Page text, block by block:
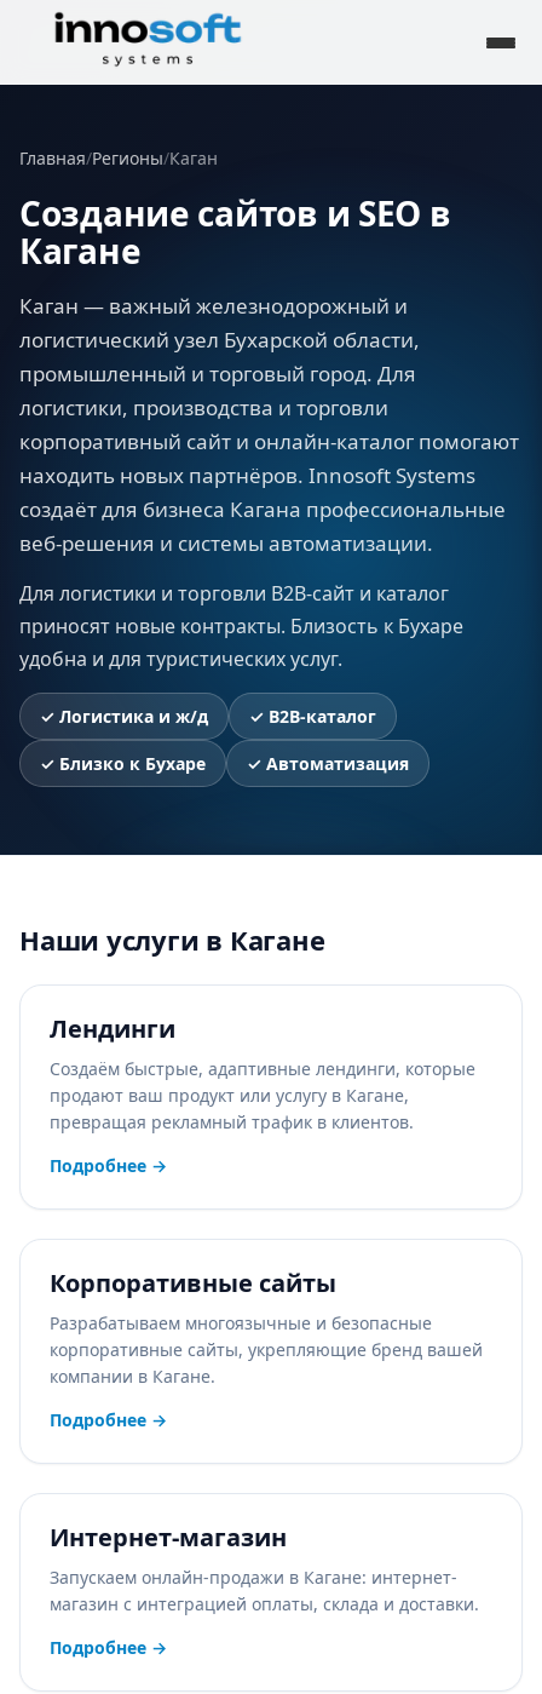
Главная/Регионы/Каган
Создание сайтов и SEO в
Кагане
Каган — важный железнодорожный и
логистический узел Бухарской области,
промышленный и торговый город. Для
логистики, производства и торговли
корпоративный сайт и онлайн-каталог помогают
находить новых партнёров. Innosoft Systems
создаёт для бизнеса Кагана профессиональные
веб-решения и системы автоматизации.
Для логистики и торговли B2B-сайт и каталог
приносят новые контракты. Близость к Бухаре
удобна и для туристических услуг.
✓ Логистика и ж/д ✓ B2B-каталог
✓ Близко к Бухаре ✓ Автоматизация
Наши услуги в Кагане
Лендинги
Создаём быстрые, адаптивные лендинги, которые
продают ваш продукт или услугу в Кагане,
превращая рекламный трафик в клиентов.
Подробнее →
Корпоративные сайты
Разрабатываем многоязычные и безопасные
корпоративные сайты, укрепляющие бренд вашей
компании в Кагане.
Подробнее →
Интернет-магазин
Запускаем онлайн-продажи в Кагане: интернет-
магазин с интеграцией оплаты, склада и доставки.
Подробнее →